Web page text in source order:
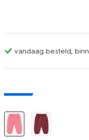
vandaag besteld,